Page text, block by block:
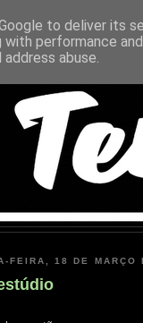
FEIRA, 18 DE MARÇO
to deliver its
with performance
abuse.